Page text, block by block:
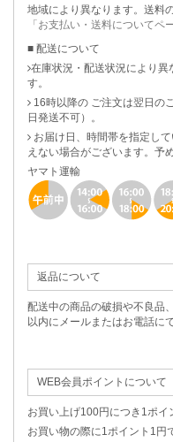
地域により異なります。送料
「お支払い・送料についてペ
■ 配送について
在庫状況・配送状況により異
す。
16時以降の ご注文は翌日の
日発送不可）。
お届け日、時間帯を指定し
えない場合がございます。予
ヤマト運輸
返品について
配送中の商品の破損や不良品
以内にメールまたはお電話に
WEB会員ポイントについて
お買い上げ100円につき1ポイ
お買い物の際に1ポイント1円